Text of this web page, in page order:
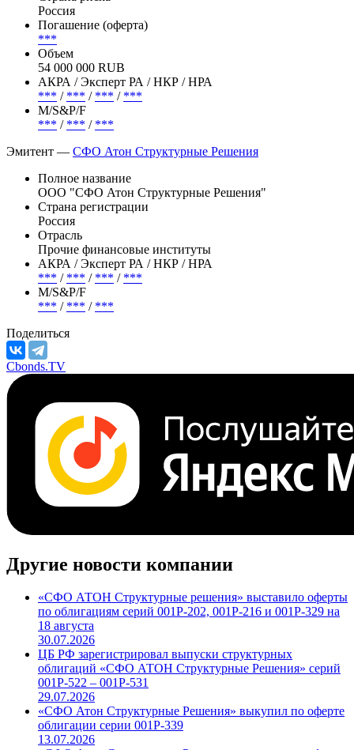
Россия
Погашение (оферта)
***
Объем
54 000 000 RUB
АКРА / Эксперт РА / НКР / НРА
*** / *** / *** / ***
М/S&P/F
*** / *** / ***
Эмитент — СФО Атон Структурные Решения
Полное название
ООО "СФО Атон Структурные Решения"
Страна регистрации
Россия
Отрасль
Прочие финансовые институты
АКРА / Эксперт РА / НКР / НРА
*** / *** / *** / ***
М/S&P/F
*** / *** / ***
Поделиться
Cbonds.TV
Другие новости компании
«СФО АТОН Структурные решения» выставило оферты
по облигациям серий 001Р-202, 001Р-216 и 001Р-329 на
18 августа
30.07.2026
ЦБ РФ зарегистрировал выпуски структурных
облигаций «СФО АТОН Структурные Решения» серий
001P-522 – 001P-531
29.07.2026
«СФО Атон Структурные Решения» выкупил по оферте
облигации серии 001Р-339
13.07.2026